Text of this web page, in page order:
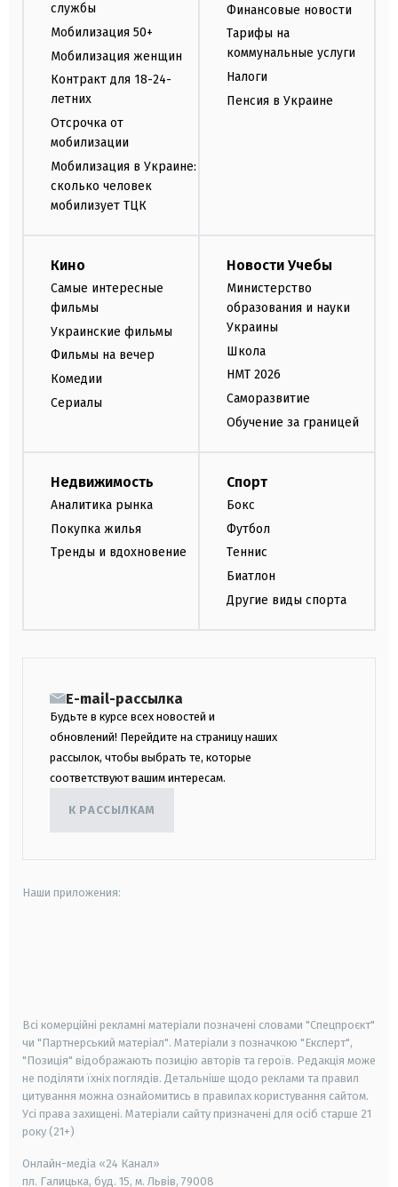
службы
Мобилизация 50+
Мобилизация женщин
Контракт для 18-24-
летних
Отсрочка от
мобилизации
Мобилизация в Украине:
сколько человек
мобилизует ТЦК
Финансовые новости
Тарифы на
коммунальные услуги
Налоги
Пенсия в Украине
Кино
Самые интересные
фильмы
Украинские фильмы
Фильмы на вечер
Комедии
Сериалы
Новости Учебы
Министерство
образования и науки
Украины
Школа
НМТ 2026
Саморазвитие
Обучение за границей
Недвижимость
Аналитика рынка
Покупка жилья
Тренды и вдохновение
Спорт
Бокс
Футбол
Теннис
Биатлон
Другие виды спорта
E-mail-рассылка
Будьте в курсе всех новостей и
обновлений! Перейдите на страницу наших
рассылок, чтобы выбрать те, которые
соответствуют вашим интересам.
К РАССЫЛКАМ
Наши приложения:
Всі комерційні рекламні матеріали позначені словами "Спецпроєкт"
чи "Партнерський матеріал". Матеріали з позначкою "Експерт",
"Позиція" відображають позицію авторів та героїв. Редакція може
не поділяти їхніх поглядів. Детальніше щодо реклами та правил
цитування можна ознайомитись в правилах користування сайтом.
Усі права захищені. Матеріали сайту призначені для осіб старше 21
року (21+)
Онлайн-медіа «24 Канал»
пл. Галицька, буд. 15, м. Львів, 79008